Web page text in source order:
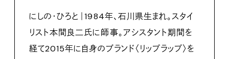
にしの・ひろと｜1984年、⽯川県⽣まれ。スタイ
リスト本間良⼆⽒に師事。アシスタント期間を
経て2015年に⾃⾝のブランド〈リップラップ〉を